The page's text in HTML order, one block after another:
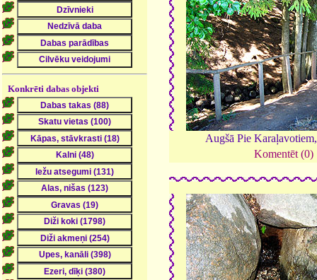
Konkrēti dabas objekti
Augšā Pie
Komentēt (0)